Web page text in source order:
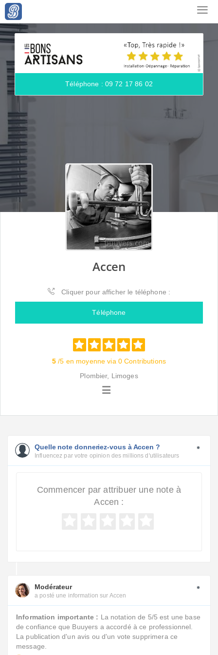
Téléphone : 09 72 17 86 02
Accen
Cliquer pour afficher le téléphone :
Téléphone
5 /5 en moyenne via 0 Contributions
Plombier, Limoges
Quelle note donneriez-vous à Accen ?
Influencez par votre opinion des millions d'utilisateurs
Commencer par attribuer une note à
Accen :
Modérateur
a posté une information sur Accen
Information importante : La notation de 5/5 est une base
de confiance que Buuyers a accordé à ce professionnel.
La publication d'un avis ou d'un vote supprimera ce
message.